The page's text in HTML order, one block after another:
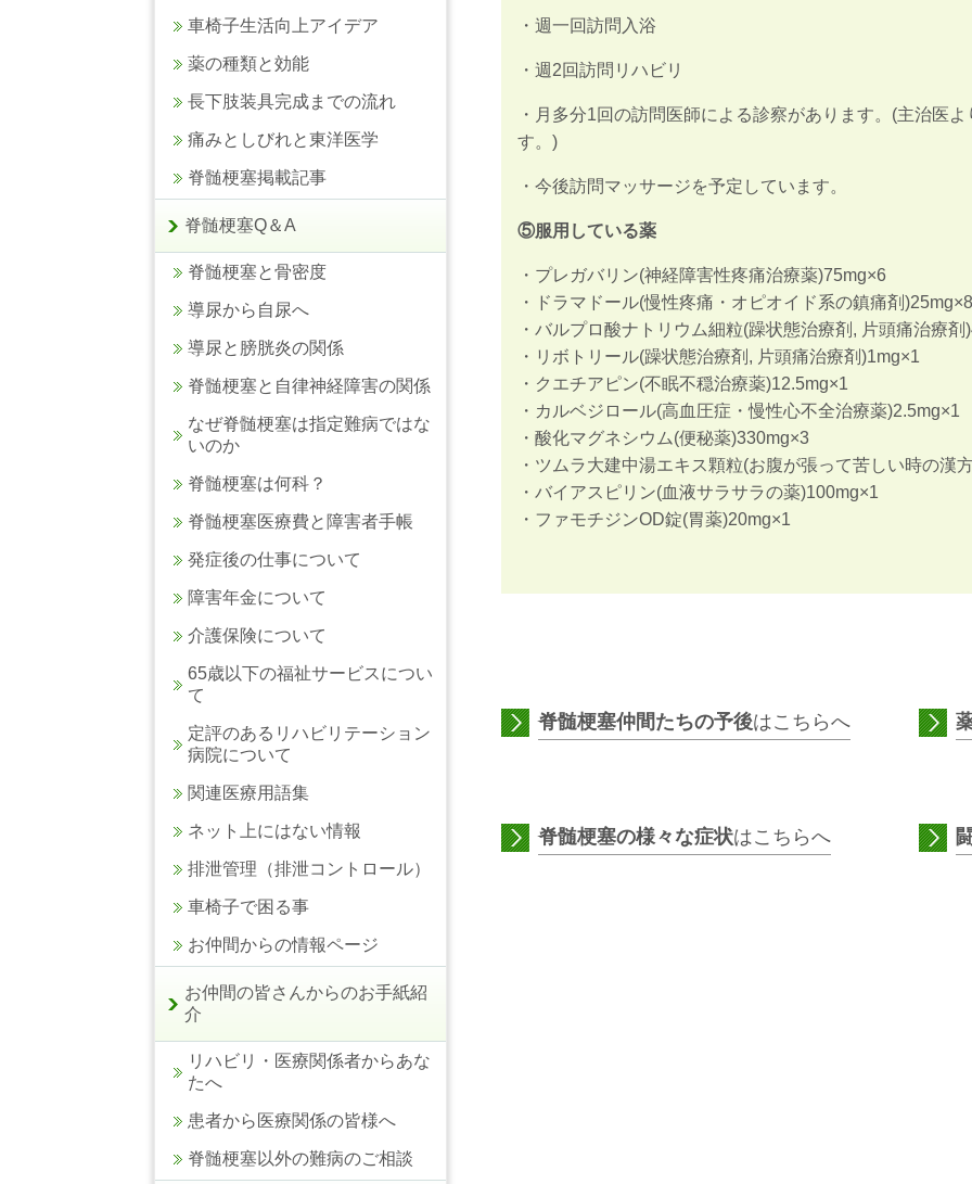
・週一回訪問入浴
・週2回訪問リハビリ
・月多分1回の訪問医師による診察があります。(主治医
す。)
・今後訪問マッサージを予定しています。
⑤服用している薬
・プレガバリン(神経障害性疼痛治療薬)75mg×6
・ドラマドール(慢性疼痛・オピオイド系の鎮痛剤)25mg×8
・バルプロ酸ナトリウム細粒(躁状態治療剤, 片頭痛治療剤
・リボトリール(躁状態治療剤, 片頭痛治療剤)1mg×1
・クエチアピン(不眠不穏治療薬)12.5mg×1
・カルベジロール(高血圧症・慢性心不全治療薬)2.5mg×1
・酸化マグネシウム(便秘薬)330mg×3
・ツムラ大建中湯エキス顆粒(お腹が張って苦しい時の漢
・バイアスピリン(血液サラサラの薬)100mg×1
・ファモチジンOD錠(胃薬)20mg×1
脊髄梗塞仲間たちの予後はこちらへ
脊髄梗塞の様々な症状はこちらへ
車椅子生活向上アイデア
薬の種類と効能
長下肢装具完成までの流れ
痛みとしびれと東洋医学
脊髄梗塞掲載記事
脊髄梗塞Q＆A
脊髄梗塞と骨密度
導尿から自尿へ
導尿と膀胱炎の関係
脊髄梗塞と自律神経障害の関係
なぜ脊髄梗塞は指定難病ではな
いのか
脊髄梗塞は何科？
脊髄梗塞医療費と障害者手帳
発症後の仕事について
障害年金について
介護保険について
65歳以下の福祉サービスについ
て
定評のあるリハビリテーション
病院について
関連医療用語集
ネット上にはない情報
排泄管理（排泄コントロール）
車椅子で困る事
お仲間からの情報ページ
お仲間の皆さんからのお手紙紹
介
リハビリ・医療関係者からあな
たへ
患者から医療関係の皆様へ
脊髄梗塞以外の難病のご相談